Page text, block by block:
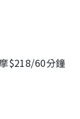
$218/60分鐘